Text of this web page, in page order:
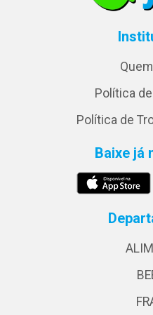
Política
Política de
Baixe já